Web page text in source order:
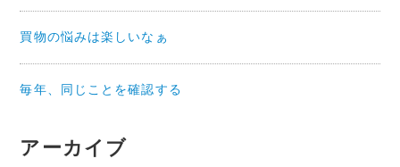
買物の悩みは楽しいなぁ
毎年、同じことを確認する
アーカイブ